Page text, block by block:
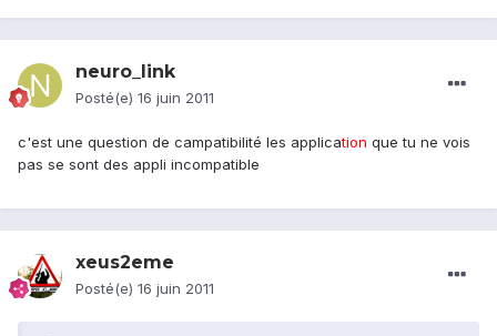
neuro_link
Posté(e) 16 juin 2011
c'est une question de campatibilité les application que tu ne vois
pas se sont des appli incompatible
xeus2eme
Posté(e) 16 juin 2011